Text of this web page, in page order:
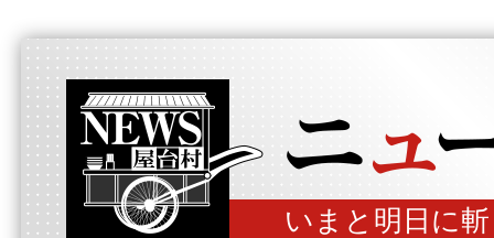
いまと明日に